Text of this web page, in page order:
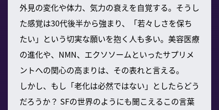
外見の変化や体力、気力の衰えを自覚する。そうし
た感覚は30代後半から強まり、「若々しさを保ち
たい」という切実な願いを抱く人も多い。美容医療
の進化や、NMN、エクソソームといったサプリメ
ントへの関心の高まりは、その表れと言える。
しかし、もし「老化は必然ではない」としたらどう
だろうか？ SFの世界のようにも聞こえるこの言葉